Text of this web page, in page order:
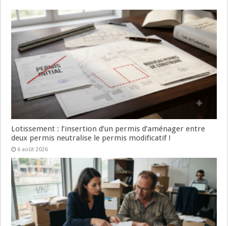
Lotissement : l’insertion d’un permis d’aménager entre
deux permis neutralise le permis modificatif !
6 août 2026